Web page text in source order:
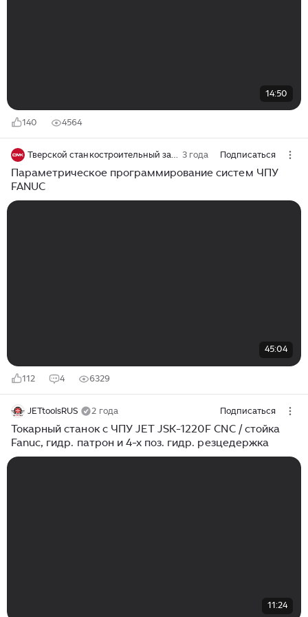
14:50
140 4564
Тверской станкостроительный завод - станки с ЧПУ 3 года Подписаться
Параметрическое программирование систем ЧПУ
FANUC
45:04
112 4 6329
JETtoolsRUS 2 года Подписаться
Токарный станок с ЧПУ JET JSK-1220F CNC / стойка
Fanuc, гидр. патрон и 4-х поз. гидр. резцедержка
11:24